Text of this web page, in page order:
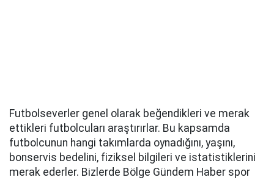
Futbolseverler genel olarak beğendikleri ve merak
ettikleri futbolcuları araştırırlar. Bu kapsamda
futbolcunun hangi takımlarda oynadığını, yaşını,
bonservis bedelini, fiziksel bilgileri ve istatistiklerini
merak ederler. Bizlerde Bölge Gündem Haber spor